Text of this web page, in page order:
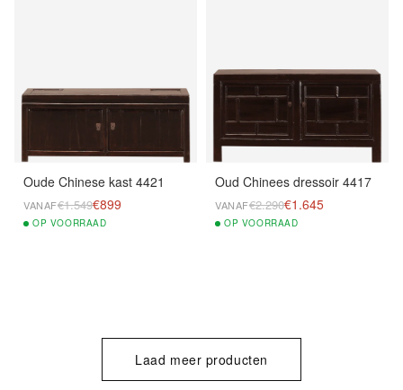
Oude Chinese kast 4421
VANAF€1.549€899
OP VOORRAAD
Oud Chinees dressoir 4417
VANAF€2.290€1.645
OP VOORRAAD
Laad meer producten